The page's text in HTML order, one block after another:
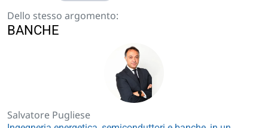
Dello stesso argomento:
BANCHE
Salvatore Pugliese